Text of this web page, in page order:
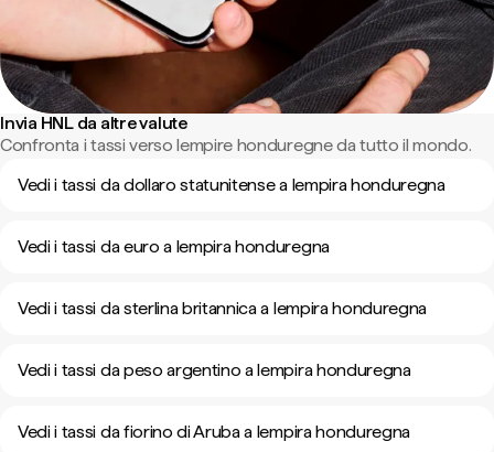
Invia HNL da altre valute
Confronta i tassi verso lempire honduregne da tutto il mondo.
Vedi i tassi da dollaro statunitense a lempira honduregna
Vedi i tassi da euro a lempira honduregna
Vedi i tassi da sterlina britannica a lempira honduregna
Vedi i tassi da peso argentino a lempira honduregna
Vedi i tassi da fiorino di Aruba a lempira honduregna